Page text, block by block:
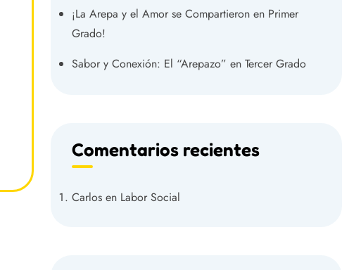
¡La Arepa y el Amor se Compartieron en Primer
Grado!
Sabor y Conexión: El “Arepazo” en Tercer Grado
Comentarios recientes
Carlos en Labor Social